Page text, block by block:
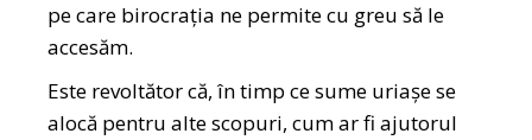
pe care birocrația ne permite cu greu să le
accesăm.
Este revoltător că, în timp ce sume uriașe se
alocă pentru alte scopuri, cum ar fi ajutorul